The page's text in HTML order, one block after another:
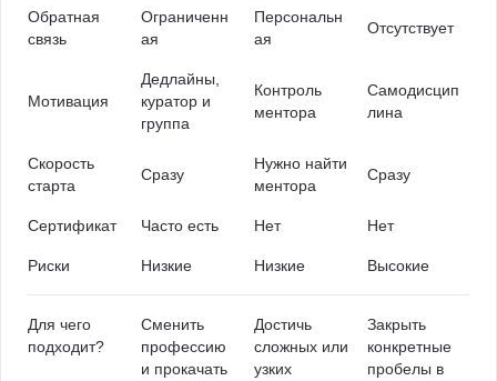
Обратная
связь
Ограниченн
ая
Персональн
ая
Отсутствует
Мотивация
Дедлайны,
куратор и
группа
Контроль
ментора
Самодисцип
лина
Скорость
старта
Сразу
Нужно найти
ментора
Сразу
Сертификат Часто есть Нет Нет
Риски Низкие Низкие Высокие
Для чего
подходит?
Сменить
профессию
и прокачать
Достичь
сложных или
узких
Закрыть
конкретные
пробелы в